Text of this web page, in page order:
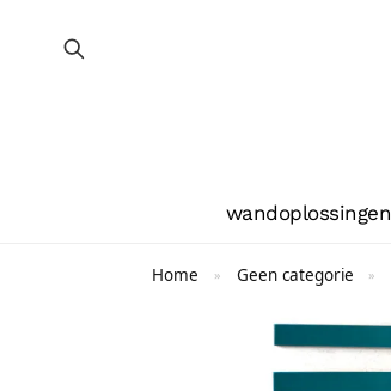
wandoplossingen
Home » Geen categorie »